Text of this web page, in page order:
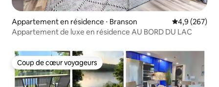
Appartement en résidence ⋅ Branson Évaluation
4,9 (267)
Appartement de luxe en résidence AU BORD DU LAC
Coup de cœur voyageurs
Coup de cœur voyageurs